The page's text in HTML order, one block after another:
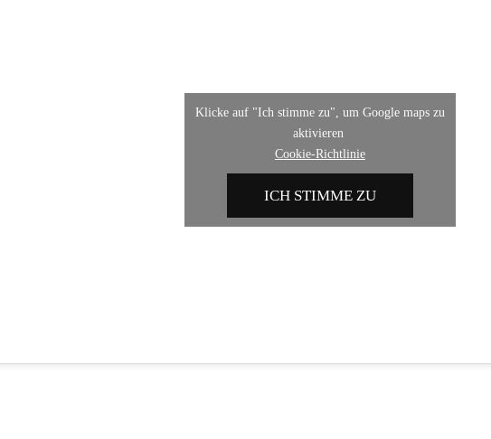
Klicke auf "Ich stimme zu", um Google maps zu
aktivieren
Cookie-Richtlinie
ICH STIMME ZU